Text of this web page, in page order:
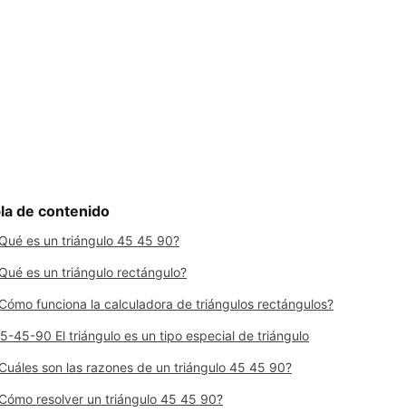
de contenido
es un triángulo 45 45 90?
es un triángulo rectángulo?
funciona la calculadora de triángulos rectángulos?
45-90 El triángulo es un tipo especial de triángulo
son las razones de un triángulo 45 45 90?
resolver un triángulo 45 45 90?